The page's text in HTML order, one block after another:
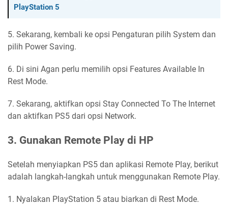
PlayStation 5
5. Sekarang, kembali ke opsi Pengaturan pilih System dan
pilih Power Saving.
6. Di sini Agan perlu memilih opsi Features Available In
Rest Mode.
7. Sekarang, aktifkan opsi Stay Connected To The Internet
dan aktifkan PS5 dari opsi Network.
3. Gunakan Remote Play di HP
Setelah menyiapkan PS5 dan aplikasi Remote Play, berikut
adalah langkah-langkah untuk menggunakan Remote Play.
1. Nyalakan PlayStation 5 atau biarkan di Rest Mode.